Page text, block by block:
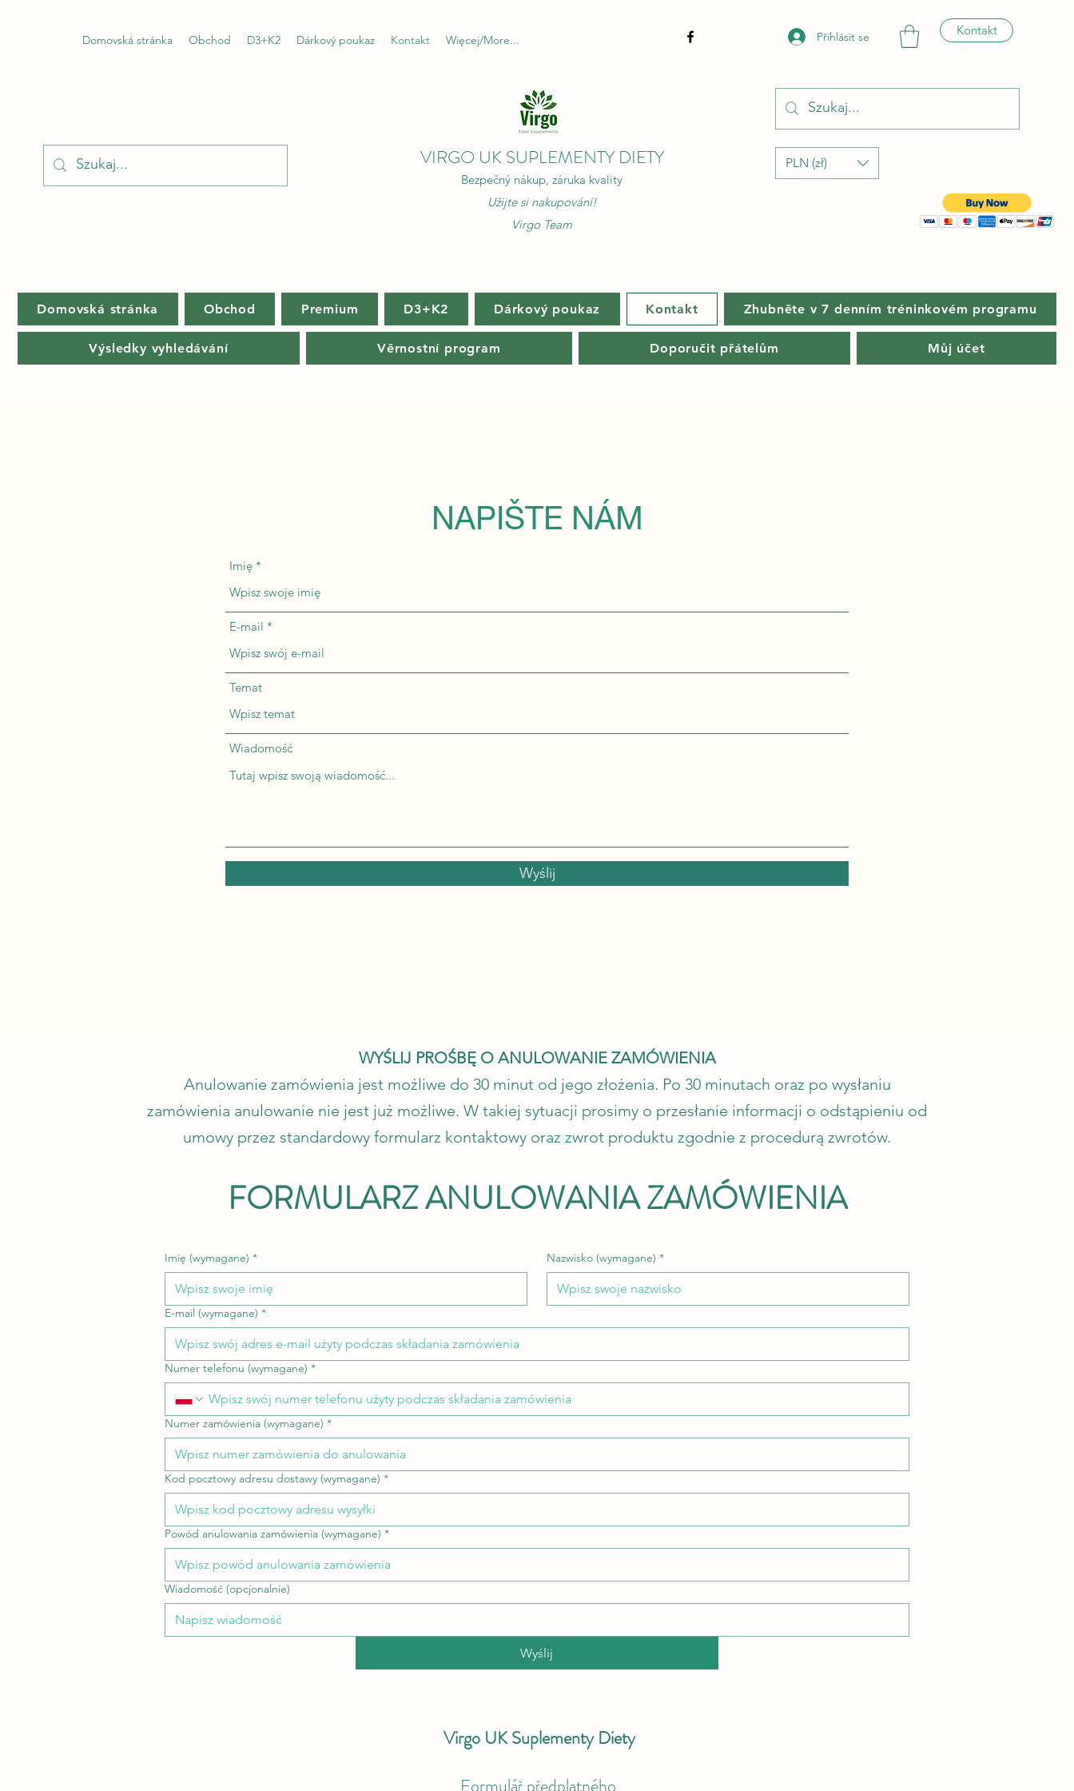
Domovská stránka Obchod D3+K2 Dárkový poukaz Kontakt Więcej/More... Přihlásit se Kontakt
VIRGO UK SUPLEMENTY DIETY
Bezpečný nákup, záruka kvality
Užijte si nakupování!
Virgo Team
PLN (zł)
Domovská stránka Obchod Premium D3+K2 Dárkový poukaz Kontakt Zhubněte v 7 denním tréninkovém programu
Výsledky vyhledávání Věrnostní program Doporučit přátelům Můj účet
NAPIŠTE NÁM
Imię
E-mail
Temat
Wiadomość
Wyślij
WYŚLIJ PROŚBĘ O ANULOWANIE ZAMÓWIENIA
Anulowanie zamówienia jest możliwe do 30 minut od jego złożenia. Po 30 minutach oraz po wysłaniu
zamówienia anulowanie nie jest już możliwe. W takiej sytuacji prosimy o przesłanie informacji o odstąpieniu od
umowy przez standardowy formularz kontaktowy oraz zwrot produktu zgodnie z procedurą zwrotów.
FORMULARZ ANULOWANIA ZAMÓWIENIA
Imię (wymagane) * Nazwisko (wymagane) *
E-mail (wymagane) *
Numer telefonu (wymagane) *
Numer zamówienia (wymagane) *
Kod pocztowy adresu dostawy (wymagane) *
Powód anulowania zamówienia (wymagane) *
Wiadomość (opcjonalnie)
Wyślij
Virgo UK Suplementy Diety
Formulář předplatného